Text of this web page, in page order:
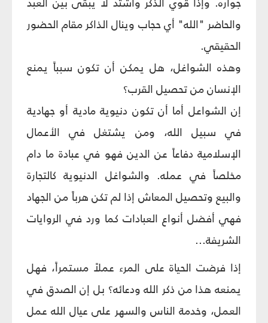
والحاضر "الله" أي حجاب وينال الذاكر مقام الحضور
الحقيقي.
وهذه الشواغل، هل يمكن أن تكون سبباً يمنع
الإنسان من تحصيل القرب؟
إن الشواعل أما أن تكون دنيوية مادية أو جهادية
في سبيل الله، ومن يشتغل في الأعمال
الإسلامية دفاعاً عن الدين فهو في عبادة ما دام
مخلصاً في عمله. والشواغل الدنيوية كالتجارة
والبيع وتحصيل المعاش إذا لم تكن هرباً من الجهاد
فهي أفضل أنواع العبادات كما ورد في الروايات
الشريفة...
إذا فرضت الحياة على المرء عملاً مستمراً، فهل
يمنعه هذا من ذكر الله ودعائه؟ بل إن الصدق في
العمل، وخدمة الناس والسهر على عيال الله عمل